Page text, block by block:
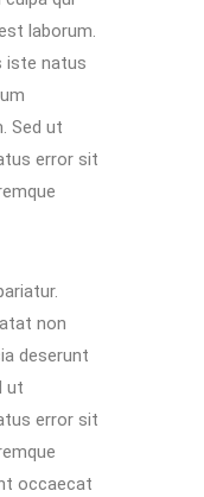
laborum.
iste natus
Sed ut
error sit
non
deserunt
ut
error sit
occaecat